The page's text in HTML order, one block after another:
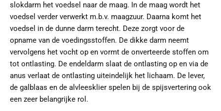
slokdarm het voedsel naar de maag. In de maag wordt het
voedsel verder verwerkt m.b.v. maagzuur. Daarna komt het
voedsel in de dunne darm terecht. Deze zorgt voor de
opname van de voedingsstoffen. De dikke darm neemt
vervolgens het vocht op en vormt de onverteerde stoffen om
tot ontlasting. De endeldarm slaat de ontlasting op en via de
anus verlaat de ontlasting uiteindelijk het lichaam. De lever,
de galblaas en de alvleesklier spelen bij de spijsvertering ook
een zeer belangrijke rol.